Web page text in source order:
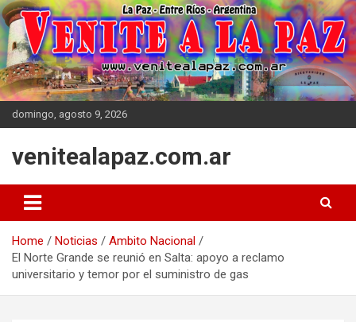
Skip
to
content
domingo, agosto 9, 2026
venitealapaz.com.ar
Home Noticias
Ambito Nacional
El Norte Grande se reunió en Salta: apoyo a reclamo
universitario y temor por el suministro de gas